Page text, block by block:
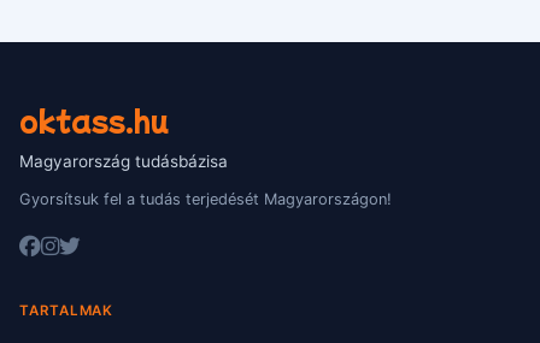
oktass.hu
Magyarország tudásbázisa
Gyorsítsuk fel a tudás terjedését Magyarországon!
TARTALMAK